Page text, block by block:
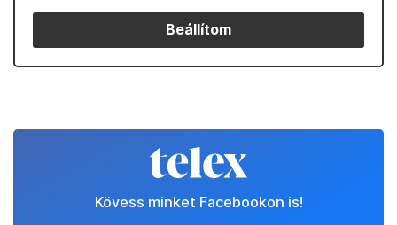
Beállítom
Kövess minket Facebookon is!